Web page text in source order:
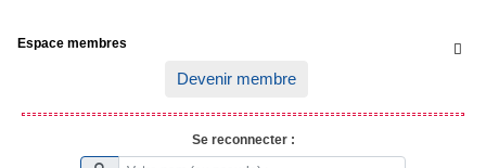

Espace membres
Devenir membre
Se reconnecter :